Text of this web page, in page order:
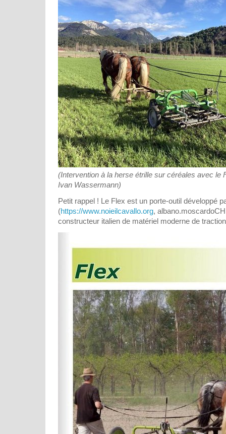
(Intervention à la herse étrille sur céréales avec le
Ivan Wassermann)
Petit rappel ! Le Flex est un porte-outil développé
(https://www.noieilcavallo.org,
constructeur italien de matériel moderne de